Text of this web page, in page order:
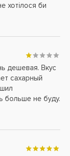
хотілося би
дешевая. Вкус
сахарный
больше не буду.